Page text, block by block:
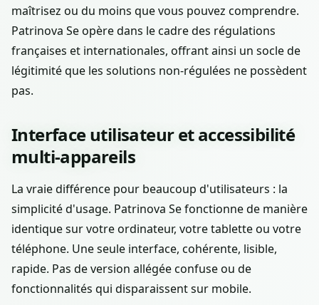
maîtrisez ou du moins que vous pouvez comprendre.
Patrinova Se opère dans le cadre des régulations
françaises et internationales, offrant ainsi un socle de
légitimité que les solutions non-régulées ne possèdent
pas.
Interface utilisateur et accessibilité
multi-appareils
La vraie différence pour beaucoup d'utilisateurs : la
simplicité d'usage. Patrinova Se fonctionne de manière
identique sur votre ordinateur, votre tablette ou votre
téléphone. Une seule interface, cohérente, lisible,
rapide. Pas de version allégée confuse ou de
fonctionnalités qui disparaissent sur mobile.